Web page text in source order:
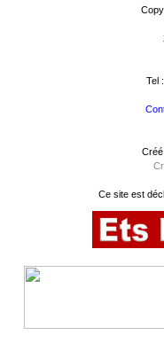
Tel
Ce site est